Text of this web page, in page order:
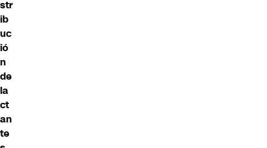
str
ib
uc
ió
n
de
la
ct
an
te